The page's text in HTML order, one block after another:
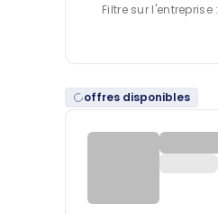
Filtre sur l'entreprise :
offres disponibles